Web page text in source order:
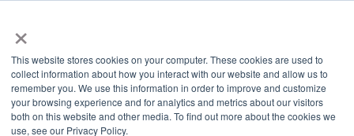
×
This website stores cookies on your computer. These cookies are used to
collect information about how you interact with our website and allow us to
remember you. We use this information in order to improve and customize
your browsing experience and for analytics and metrics about our visitors
both on this website and other media. To find out more about the cookies we
use, see our Privacy Policy.
Où acheter